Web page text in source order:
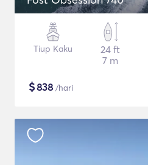
Tiup Kaku
24 ft
7 m
$838 /hari